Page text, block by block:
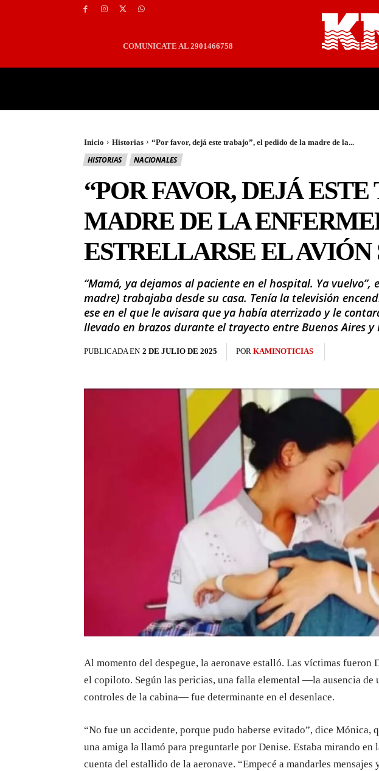
COMUNICATE AL 2901466758
Inicio Historias “Por favor, dejá este trabajo”, el pedido de la madre de la...
HISTORIAS NACIONALES
“POR FAVOR, DEJÁ
MADRE DE LA
ESTRELLARSE EL
“Mamá, ya dejamos al paciente en el hospital. Ya
madre) trabajaba desde su casa. Tenía la televisión
ese en el que le avisara que ya había aterrizado y le
llevado en brazos durante el trayecto entre Buenos Aires
PUBLICADA EN 2 DE JULIO DE 2025 POR KAMINOTICIAS
Al momento del despegue, la aeronave estalló. Las víctimas fueron
el copiloto. Según las pericias, una falla elemental —la ausencia de
controles de la cabina— fue determinante en el desenlace.
“No fue un accidente, porque pudo haberse evitado”, dice Mónica,
una amiga la llamó para preguntarle por Denise. Estaba mirando en
cuenta del estallido de la aeronave. “Empecé a mandarles